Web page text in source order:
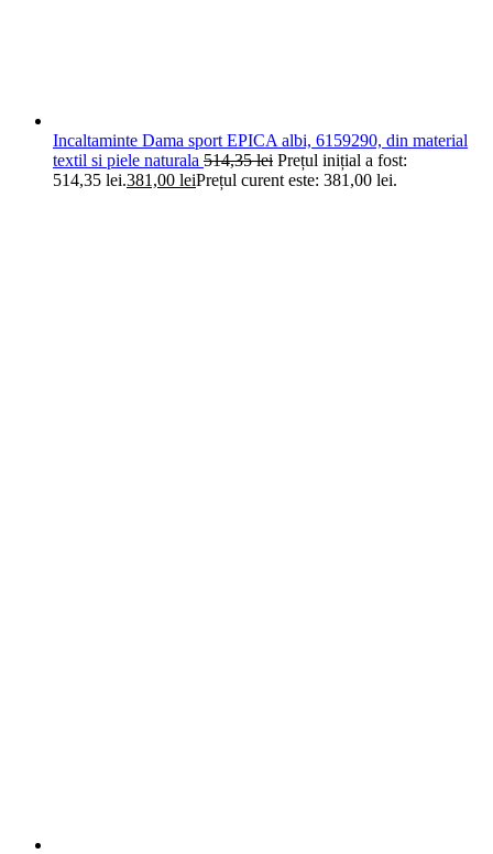
Incaltaminte Dama sport EPICA albi, 6159290, din material
textil si piele naturala 514,35lei Prețul inițial a fost:
514,35 lei.381,00 leiPrețul curent este: 381,00 lei.